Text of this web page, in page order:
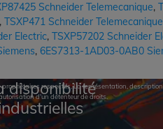
Schneider Telemecanique,
, TSXP471 Schneider Telemecanique
Electric, TSXP57202 Schneider
, 6ES7313-1AD03-0AB0
respectifs. La représentation,
d'un détenteur de droits.
disponibilité